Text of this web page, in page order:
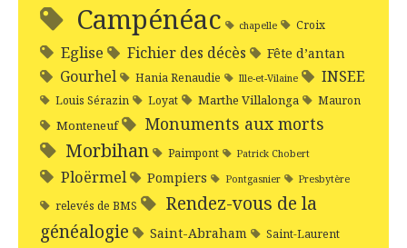
Campénéac chapelle Croix
Eglise Fichier des décès Fête d’antan
Gourhel Hania Renaudie Ille-et-Vilaine INSEE
Louis Sérazin Loyat Marthe Villalonga Mauron
Monteneuf Monuments aux morts
Morbihan Paimpont Patrick Chobert
Ploërmel Pompiers Pontgasnier Presbytère
relevés de BMS
Rendez-vous de la
généalogie
Saint-Abraham Saint-Laurent